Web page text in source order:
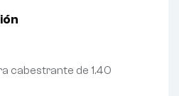
cabestrante de 1.40